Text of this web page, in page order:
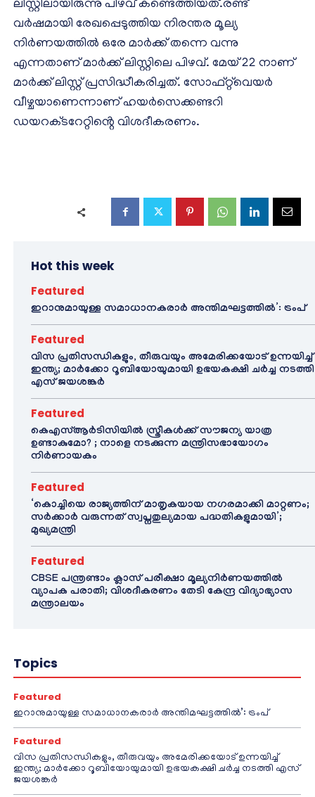
ലിസ്റ്റിലായിരുന്നു പിഴവ് കണ്ടെത്തിയത്.രണ്ട്
വർഷമായി രേഖപ്പെടുത്തിയ നിരന്തര മൂല്യ
നിർണയത്തിൽ ഒരേ മാർക്ക് തന്നെ വന്നു
എന്നതാണ് മാർക്ക് ലിസ്റ്റിലെ പിഴവ്. മേയ് 22 നാണ്
മാർക്ക് ലിസ്റ്റ് പ്രസിദ്ധീകരിച്ചത്. സോഫ്റ്റ്‌വെയർ
വീഴ്ചയാണെന്നാണ് ഹയർസെക്കണ്ടറി
ഡ‍യറക്‌ടറേറ്റിൻ്റെ വിശദീകരണം.
Hot this week
Featured
ഇറാനുമായുള്ള സമാധാനകരാർ അന്തിമഘട്ടത്തിൽ‌’: ട്രംപ്
Featured
വിസ പ്രതിസന്ധികളും, തീരുവയും അമേരിക്കയോട് ഉന്നയിച്ച്
ഇന്ത്യ; മാർക്കോ റൂബിയോയുമായി ഉഭയകക്ഷി ചർച്ച നടത്തി
എസ് ജയശങ്കർ
Featured
കെഎസ്ആർടിസിയിൽ സ്ത്രീകൾക്ക് സൗജന്യ യാത്ര
ഉണ്ടാകുമോ? ; നാളെ നടക്കുന്ന മന്ത്രിസഭായോഗം
നിർണായകം
Featured
‘കൊച്ചിയെ രാജ്യത്തിന് മാതൃകയായ നഗരമാക്കി മാറ്റണം;
സർക്കാർ വരുന്നത് സ്വപ്നതുല്യമായ പദ്ധതികളുമായി’;
മുഖ്യമന്ത്രി
Featured
CBSE പന്ത്രണ്ടാം ക്ലാസ് പരീക്ഷാ മൂല്യനിർണയത്തിൽ
വ്യാപക പരാതി; വിശദീകരണം തേടി കേന്ദ്ര വിദ്യാഭ്യാസ
മന്ത്രാലയം
Topics
Featured
ഇറാനുമായുള്ള സമാധാനകരാർ അന്തിമഘട്ടത്തിൽ‌’: ട്രംപ്
Featured
വിസ പ്രതിസന്ധികളും, തീരുവയും അമേരിക്കയോട് ഉന്നയിച്ച്
ഇന്ത്യ; മാർക്കോ റൂബിയോയുമായി ഉഭയകക്ഷി ചർച്ച നടത്തി എസ്
ജയശങ്കർ